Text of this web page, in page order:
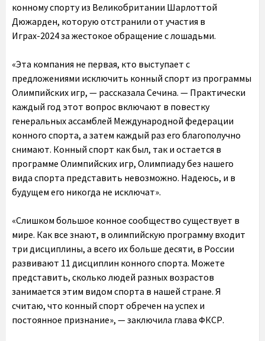
конному спорту из Великобритании Шарлоттой
Дюжарден, которую отстранили от участия в
Играх-2024 за жестокое обращение с лошадьми.
«Эта компания не первая, кто выступает с
предложениями исключить конный спорт из программы
Олимпийских игр, — рассказала Сечина. — Практически
каждый год этот вопрос включают в повестку
генеральных ассамблей Международной федерации
конного спорта, а затем каждый раз его благополучно
снимают. Конный спорт как был, так и остается в
программе Олимпийских игр, Олимпиаду без нашего
вида спорта представить невозможно. Надеюсь, и в
будущем его никогда не исключат».
«Слишком большое конное сообщество существует в
мире. Как все знают, в олимпийскую программу входит
три дисциплины, а всего их больше десяти, в России
развивают 11 дисциплин конного спорта. Можете
представить, сколько людей разных возрастов
занимается этим видом спорта в нашей стране. Я
считаю, что конный спорт обречен на успех и
постоянное признание», — заключила глава ФКСР.